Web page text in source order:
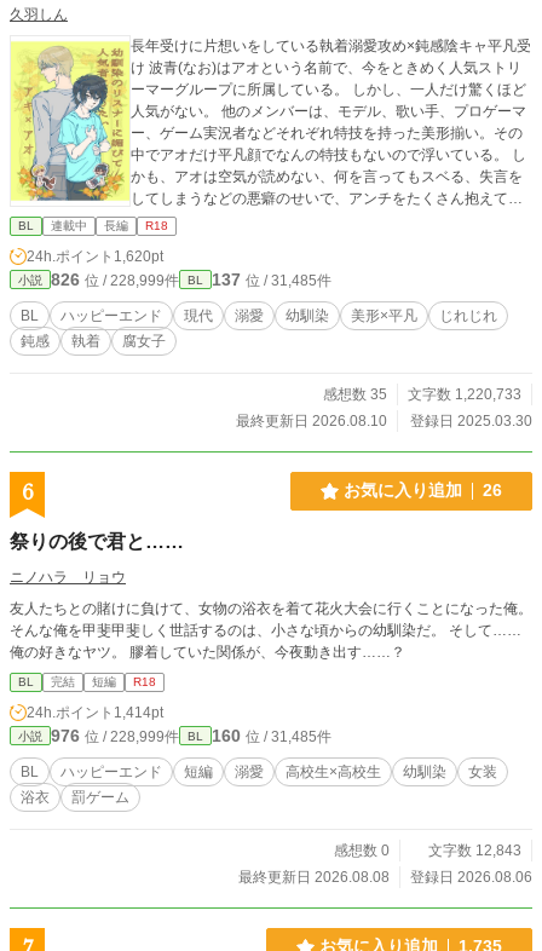
久羽しん
長年受けに片想いをしている執着溺愛攻め×鈍感陰キャ平凡受
け 波青(なお)はアオという名前で、今をときめく人気ストリ
ーマーグループに所属している。 しかし、一人だけ驚くほど
人気がない。 他のメンバーは、モデル、歌い手、プロゲーマ
ー、ゲーム実況者などそれぞれ特技を持った美形揃い。その
中でアオだけ平凡顔でなんの特技もないので浮いている。 し
かも、アオは空気が読めない、何を言ってもスベる、失言を
してしまうなどの悪癖のせいで、アンチをたくさん抱えてい
る。 グループに入れたのだって、ブラック企業にぶつかり病
んでいたアオを、幼馴染で完璧人間の秋風(配信者名、アキ)が
優しさで誘ってくれたからに過ぎない。 すっかり自身の存在
意義を見失っていたアオは、ある日自分たちについている腐
女子ファンの存在をネット上で見つけた。 どうやら彼女らは
幼馴染のアキ×アオをカップリングして妄想することで、日々
の活力を得ているとかなんとか。興味が惹かれたので、アオ
とにした。 その日から、彼女らを喜ばせ自身の人気を上げよ
うと、配信上でアキにひたすら営業BLを仕掛けるアオ。する
BL 連載中 長編 R18
24h.ポイント 1,620pt
小説 826 位 / 228,999件 BL 137 位 / 31,485件
BL ハッピーエンド 現代 溺愛 幼馴染 美形×平凡
じれじれ
鈍感
執着 腐女子
感想数 35
文字数 1,220,733
最終更新日 2026.08.10
登録日 2025.03.30
6 お気に入り追加 26
祭りの後で君と……
ニノハラ リョウ
友人たちとの賭けに負けて、女物の浴衣を着て花火大会に行くことになった俺。
そんな俺を甲斐甲斐しく世話するのは、小さな頃からの幼馴染だ。 そして……
俺の好きなヤツ。 膠着していた関係が、今夜動き出す……？
BL 完結 短編 R18
24h.ポイント 1,414pt
小説 976 位 / 228,999件 BL 160 位 / 31,485件
BL ハッピーエンド 短編 溺愛 高校生×高校生 幼馴染
女装
浴衣
罰ゲーム
感想数 0
文字数 12,843
最終更新日 2026.08.08
登録日 2026.08.06
お気に入り追加 1,735